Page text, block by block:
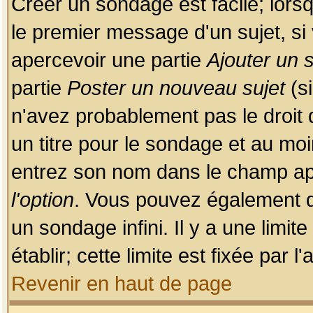
le premier message d'un sujet,
apercevoir une partieAjouter un
partie Poster un nouveau sujet(si
n'avez probablement pas le
un titre pour le sondage et au
entrez son nom dans le champ
l'option. Vous pouvez également
un sondage infini. Il y a une
établir; cette limite est fixée par
Revenir en haut de page